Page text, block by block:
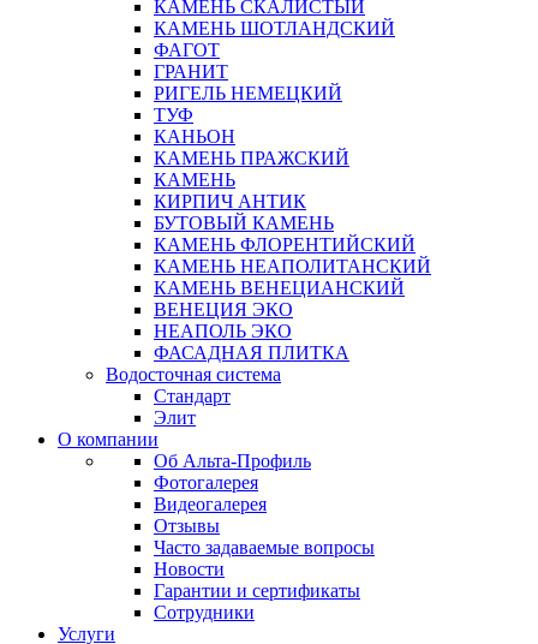
КАМЕНЬ СКАЛИСТЫЙ
КАМЕНЬ ШОТЛАНДСКИЙ
ФАГОТ
ГРАНИТ
РИГЕЛЬ НЕМЕЦКИЙ
ТУФ
КАНЬОН
КАМЕНЬ ПРАЖСКИЙ
КАМЕНЬ
КИРПИЧ АНТИК
БУТОВЫЙ КАМЕНЬ
КАМЕНЬ ФЛОРЕНТИЙСКИЙ
КАМЕНЬ НЕАПОЛИТАНСКИЙ
КАМЕНЬ ВЕНЕЦИАНСКИЙ
ВЕНЕЦИЯ ЭКО
НЕАПОЛЬ ЭКО
ФАСАДНАЯ ПЛИТКА
Водосточная система
Стандарт
Элит
О компании
Об Альта-Профиль
Фотогалерея
Видеогалерея
Отзывы
Часто задаваемые вопросы
Новости
Гарантии и сертификаты
Сотрудники
Услуги